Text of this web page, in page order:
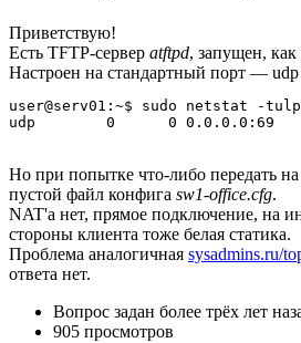
Приветствую!
Есть TFTP-сервер atftpd, запущен,
Настроен на стандартный порт — udp
user@serv01:~$ sudo netstat -
udp        0      0
Но при попытке что-либо передать на
пустой файл конфига sw1-office.cfg.
NAT'a нет, прямое подключение, на
стороны клиента тоже белая статика.
Проблема аналогичная sysadmins.ru/
ответа нет.
Вопрос задан более трёх лет
905 просмотров